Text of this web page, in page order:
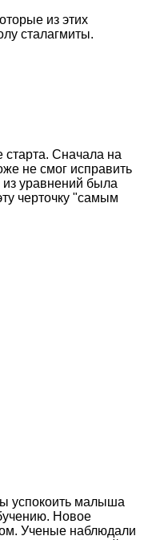
из этих
сталагмиты.
Сначала на
не смог исправить
из уравнений была
черточку "самым
успокоить малыша
Новое
Ученые наблюдали